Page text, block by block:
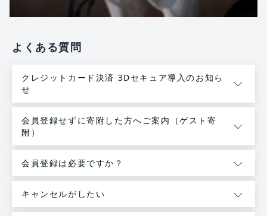
よくある質問
クレジットカード決済 3Dセキュア導入のお知ら
せ
会員登録せずに寄附した方へご案内（ゲスト寄
附）
会員登録は必要ですか？
キャンセルがしたい